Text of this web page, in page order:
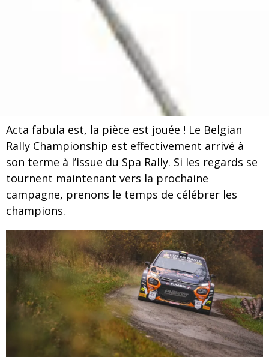
Acta fabula est, la pièce est jouée ! Le Belgian
Rally Championship est effectivement arrivé à
son terme à l’issue du Spa Rally. Si les regards se
tournent maintenant vers la prochaine
campagne, prenons le temps de célébrer les
champions.